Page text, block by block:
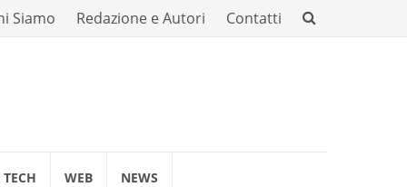
Siamo Redazione e Autori Contatti
TECH WEB NEWS